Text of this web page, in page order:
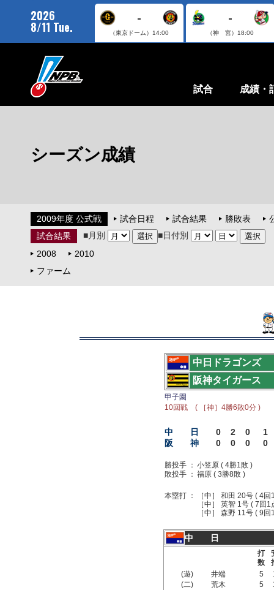
2026
8/11 Tue.
-
（東京ドーム） 14:00
-
（神 宮） 18:00
試合 成績・
シーズン成績
2009年度 公式戦 試合日程 試合結果 勝敗表
試合結果
■月別
■日付別
2008
2010
ファーム
中日ドラゴンズ
阪神タイガース
甲子園
10回戦 ( ［神］4勝6敗0分 )
中 日 0 2 0
1
阪 神
0 0 0 0
勝投手 ： 小笠原 ( 4勝1敗 )
敗投手 ： 福原 ( 3勝8敗 )
本塁打 ：
［中］ 和田 20号 ( 4
［中］ 英智 1号 ( 7回1
［中］ 森野 11号 ( 9
中 日
打
数
(遊)
井端 5
(二)
荒木 5